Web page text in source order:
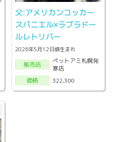
父:アメリカンコッカー
スパニエル×ラブラドー
ルレトリバー
2026年5月12日頃生まれ
販売店
ペットアミ札幌発
寒店
価格
322,300